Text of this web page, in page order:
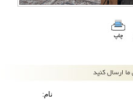
نام: